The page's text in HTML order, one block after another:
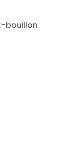
bouillon